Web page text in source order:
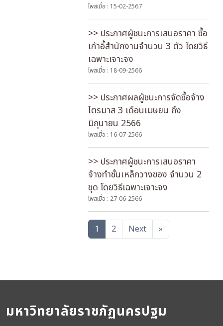
โพสเมื่อ : 15-02-2567
>> ประกาศผู้ชนะการเสนอราคา ซื้อ
เก้าอี้สำนักงานจำนวน 3 ตัว โดยวิธี
เฉพาะเจาะจง
โพสเมื่อ : 18-09-2566
>> ประกาศผลผู้ชนะการจัดซื้อจ้าง
ไตรมาส 3 เดือนเมษยน ถึง
มิถุนายน 2566
โพสเมื่อ : 16-07-2566
>> ประกาศผู้ชนะการเสนอราคา
จ้างทำชั้นเหล็กวางของ จำนวน 2
ชุด โดยวิธีเฉพาะเจาะจง
โพสเมื่อ : 27-06-2566
1 2 Next »
มหาวิทยาลัยราชภัฏนครปฐม